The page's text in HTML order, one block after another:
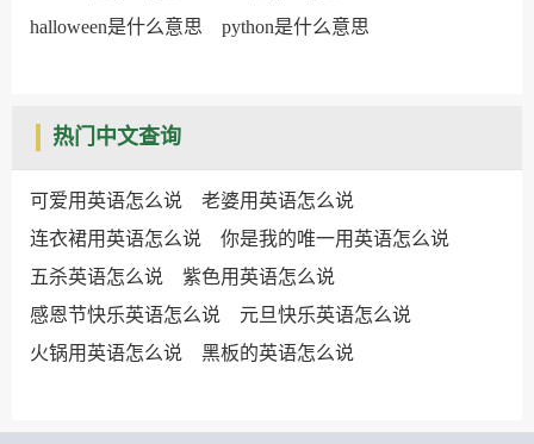
halloween是什么意思
python是什么意思
热门中文查询
可爱用英语怎么说
老婆用英语怎么说
连衣裙用英语怎么说
你是我的唯一用英语怎么说
五杀英语怎么说
紫色用英语怎么说
感恩节快乐英语怎么说
元旦快乐英语怎么说
火锅用英语怎么说
黑板的英语怎么说